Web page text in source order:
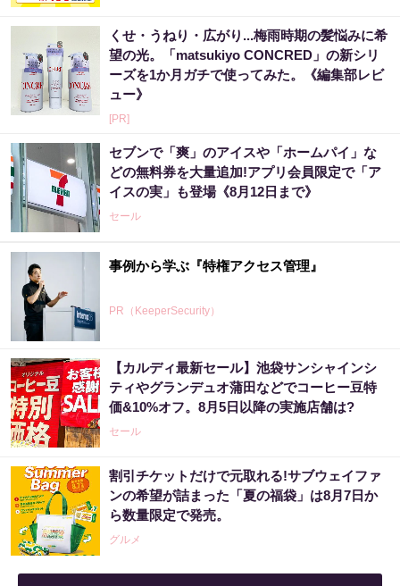
くせ・うねり・広がり...梅雨時期の髪悩みに希
望の光。「matsukiyo CONCRED」の新シリ
ーズを1か月ガチで使ってみた。《編集部レビ
ュー》
[PR]
セブンで「爽」のアイスや「ホームパイ」な
どの無料券を大量追加!アプリ会員限定で「ア
イスの実」も登場《8月12日まで》
セール
事例から学ぶ『特権アクセス管理』
PR（KeeperSecurity）
【宝くじの裏技】当たる側に回るか、このま
まか
宝くじ当たる人は“たまたま”じゃない?!
PR（合同会社デジタルファーム ）
【カルディ最新セール】池袋サンシャインシ
ティやグランデュオ蒲田などでコーヒー豆特
価&10%オフ。8月5日以降の実施店舗は?
セール
割引チケットだけで元取れる!サブウェイファ
ンの希望が詰まった「夏の福袋」は8月7日か
ら数量限定で発売。
グルメ